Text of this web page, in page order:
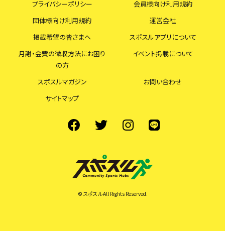
© スポスル All Rights Reserved.
プライバシーポリシー
会員様向け利用規約
団体様向け利用規約
運営会社
掲載希望の皆さまへ
スポスルアプリについて
月謝・会費の徴収方法にお困り
の方
イベント掲載について
スポスルマガジン
お問い合わせ
サイトマップ